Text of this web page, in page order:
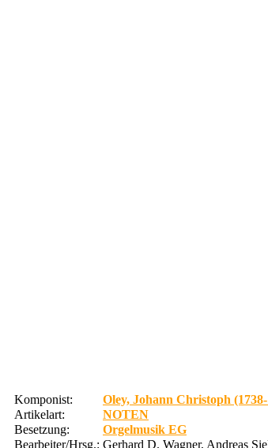
Komponist:
Oley, Johann Christoph
Artikelart:
NOTEN
Besetzung:
Orgelmusik EG
Bearbeiter/Hrsg.: Gerhard D. Wagner, Andreas